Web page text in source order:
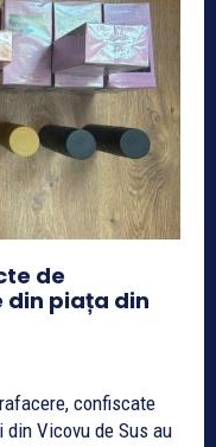
de
piața din
confiscate